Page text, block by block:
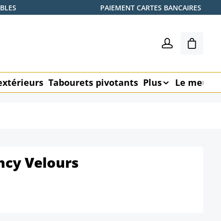
PAIEMENT CARTES BANCAIRES
Le
Tabourets pivotants Plus Le
Velours